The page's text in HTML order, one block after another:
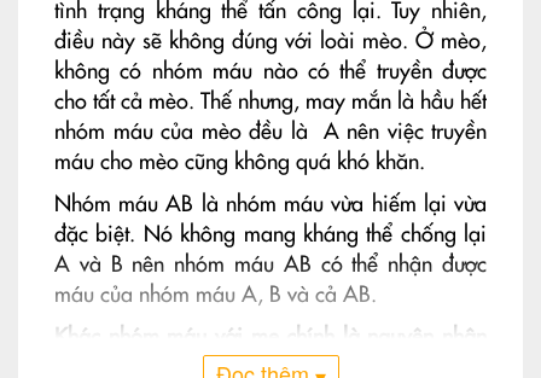
tình trạng kháng thể tấn công lại. Tuy nhiên,
điều này sẽ không đúng với loài mèo. Ở mèo,
không có nhóm máu nào có thể truyền được
cho tất cả mèo. Thế nhưng, may mắn là hầu hết
nhóm máu của mèo đều là A nên việc truyền
máu cho mèo cũng không quá khó khăn.
Nhóm máu AB là nhóm máu vừa hiếm lại vừa
đặc biệt. Nó không mang kháng thể chống lại
A và B nên nhóm máu AB có thể nhận được
máu của nhóm máu A, B và cả AB.
cả đàn mèo con chết dần sau khi chào đời